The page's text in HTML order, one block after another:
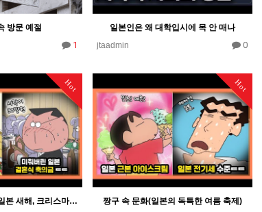
방문 예절
1
일본인은 왜 대학입시에 목 안 매나
jtaadmin
0
Hot
아따맘마 속 신기한 일본 새해, 크리스마스 음식&문화
Hot
짱구 속 문화(일본의 독특한 여름 축제)